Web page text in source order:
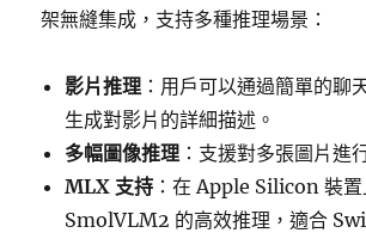
架無縫集成，支持多種推理場景：
影片推理 ：用戶可以通過簡單的聊
生成對影片的詳細描述。
多幅圖像推理 ：支援對多張圖片進
MLX 支持 ：在 Apple Silicon 裝
SmolVLM2 的高效推理，適合